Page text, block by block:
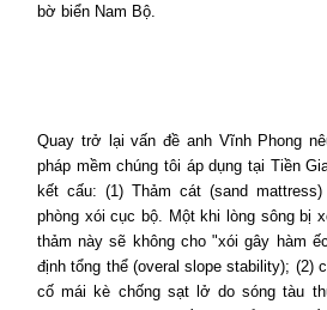
bờ biển Nam Bộ.
Quay trở lại vấn đề anh Vĩnh Phong
pháp mềm chúng tôi áp dụng tại Tiền
kết cấu: (1) Thảm cát (sand
phòng xói cục bộ. Một khi lòng sông bị
thảm này sẽ không cho "xói gây hàm
định tổng thể (overal slope stability); (2)
cố mái kè chống sạt lở do sóng tàu